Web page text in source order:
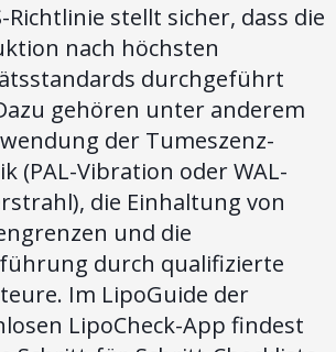
Richtlinie stellt sicher, dass die
nach höchsten
durchgeführt
gehören unter anderem
der Tumeszenz-
(PAL-Vibration oder WAL-
die Einhaltung von
und die
durch qualifizierte
Im LipoGuide der
LipoCheck-App findest